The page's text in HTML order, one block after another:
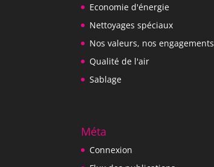
Economie d'énergie
Nettoyages spéciaux
Nos valeurs, nos engagements
Qualité de l'air
Sablage
Méta
Connexion